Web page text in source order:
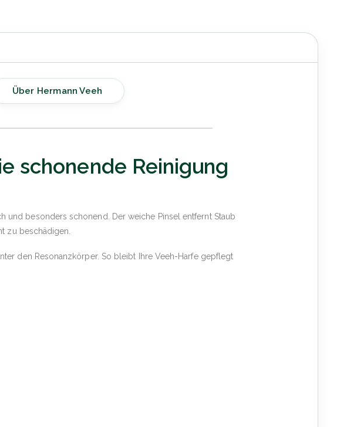
schonende Reinigung
besonders schonend. Der weiche Pinsel entfernt Staub
zu beschädigen.
den Resonanzkörper. So bleibt Ihre Veeh-Harfe gepflegt
Über Hermann Veeh